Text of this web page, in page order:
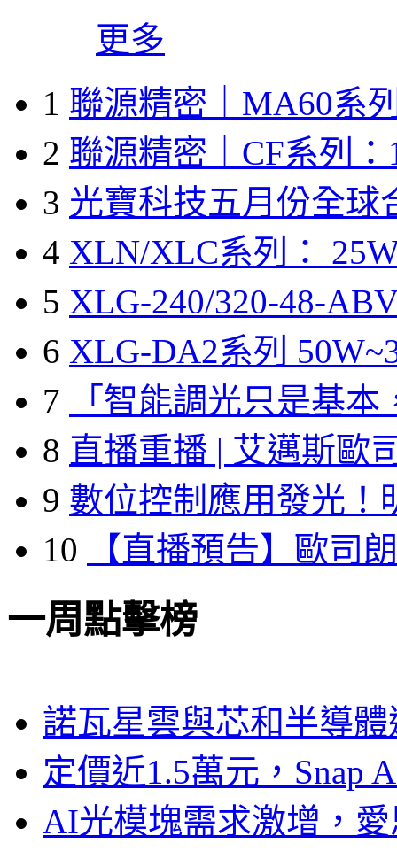
更多
1 聯源精密｜MA60系
2 聯源精密｜CF系列：
3 光寶科技五月份全球
4 XLN/XLC系列：
5 XLG-240/320-48-
6 XLG-DA2系列
7
「智能調光只是基本
8 直播重播 | 艾邁斯歐
9 數位控制應用發光！
10
【直播預告】歐司
一周點擊榜
諾瓦星雲與芯和半導
定價近1.5萬元，Snap
AI光模塊需求激增，